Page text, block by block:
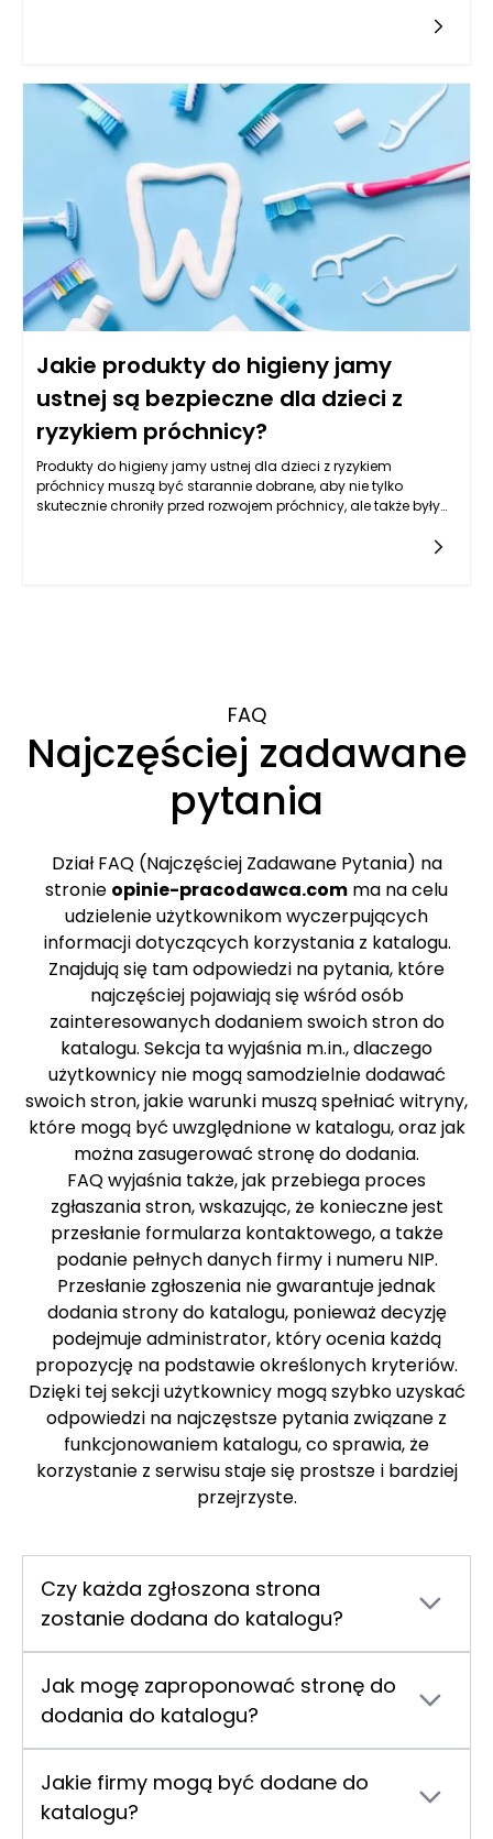
ryzyko tych problemów. Warto zacząć od zrozumienia, jak
funkcjonuje technologia druku laserowego oraz jak tonery
wpływają na końcowy efekt.
Jakie produkty do higieny jamy
ustnej są bezpieczne dla dzieci z
ryzykiem próchnicy?
Produkty do higieny jamy ustnej dla dzieci z ryzykiem
próchnicy muszą być starannie dobrane, aby nie tylko
skutecznie chroniły przed rozwojem próchnicy, ale także były
na szczoteczkach do zębów. Wybór odpowiedniego modelu
FAQ
Najczęściej zadawane
pytania
Dział FAQ (Najczęściej Zadawane Pytania) na
stronie opinie-pracodawca.com ma na celu
udzielenie użytkownikom wyczerpujących
informacji dotyczących korzystania z katalogu.
Znajdują się tam odpowiedzi na pytania, które
najczęściej pojawiają się wśród osób
zainteresowanych dodaniem swoich stron do
katalogu. Sekcja ta wyjaśnia m.in., dlaczego
użytkownicy nie mogą samodzielnie dodawać
swoich stron, jakie warunki muszą spełniać witryny,
które mogą być uwzględnione w katalogu, oraz jak
można zasugerować stronę do dodania.
FAQ wyjaśnia także, jak przebiega proces
zgłaszania stron, wskazując, że konieczne jest
przesłanie formularza kontaktowego, a także
podanie pełnych danych firmy i numeru NIP.
Przesłanie zgłoszenia nie gwarantuje jednak
dodania strony do katalogu, ponieważ decyzję
podejmuje administrator, który ocenia każdą
propozycję na podstawie określonych kryteriów.
Dzięki tej sekcji użytkownicy mogą szybko uzyskać
odpowiedzi na najczęstsze pytania związane z
funkcjonowaniem katalogu, co sprawia, że
korzystanie z serwisu staje się prostsze i bardziej
przejrzyste.
Czy każda zgłoszona strona
zostanie dodana do katalogu?
Nie, przesłanie zgłoszenia nie oznacza
automatycznego dodania strony do katalogu.
Administrator katalogu dokonuje selekcji stron
na podstawie własnych kryteriów. Firma
argonium.pl, właściciel serwisu, zastrzega
sobie prawo do odrzucenia zgłoszenia bez
podania przyczyny. Katalog ma charakter
zamknięty i zawiera wyłącznie starannie
Jak mogę zaproponować stronę do
dodania do katalogu?
Jeśli chcesz zasugerować stronę swojej firmy
do katalogu, możesz to zrobić za pomocą
formularza kontaktowego dostępnego w
zakładceKontakt
Jakie firmy mogą być dodane do
katalogu?